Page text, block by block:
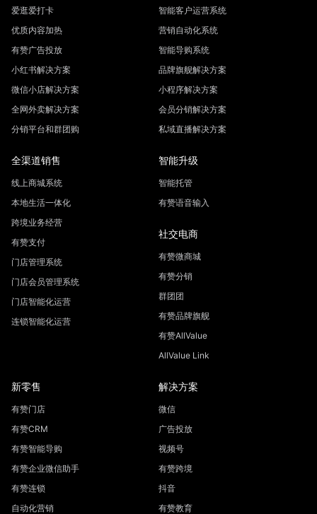
爱逛爱打卡
优质内容加热
有赞广告投放
小红书解决方案
微信小店解决方案
全网外卖解决方案
分销平台和群团购
智能客户运营系统
营销自动化系统
智能导购系统
品牌旗舰解决方案
小程序解决方案
会员分销解决方案
私域直播解决方案
全渠道销售
线上商城系统
本地生活一体化
跨境业务经营
有赞支付
门店管理系统
门店会员管理系统
门店智能化运营
连锁智能化运营
智能升级
智能托管
有赞语音输入
社交电商
有赞微商城
有赞分销
群团团
有赞品牌旗舰
有赞AllValue
AllValue Link
新零售
有赞门店
有赞CRM
有赞智能导购
有赞企业微信助手
有赞连锁
自动化营销
解决方案
微信
广告投放
视频号
有赞跨境
抖音
有赞教育